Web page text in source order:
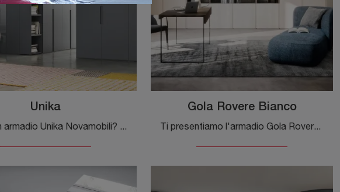
Unika
Cerchi un armadio Unika Novamobili? Clicca subito! Gli armadi a muro con ante battenti ti attendono.
Gola Rovere Bianco
Ti presentiamo l'armadio Gola Rovere Bianco in legno laccato di Novamobili! Una ricca gamma di armadi a muro con ante battenti.